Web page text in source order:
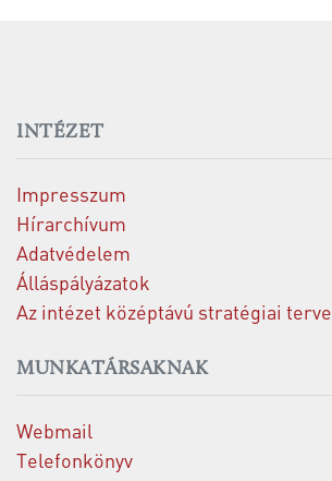
INTÉZET
Impresszum
Hírarchívum
Adatvédelem
Álláspályázatok
Az intézet középtávú stratégiai terve
MUNKATÁRSAKNAK
Webmail
Telefonkönyv